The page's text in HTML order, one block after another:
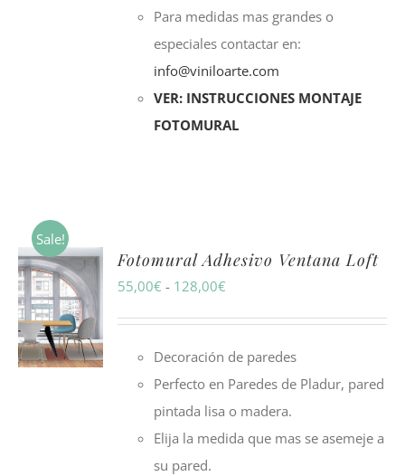
Para medidas mas grandes o
especiales contactar en:
info@viniloarte.com
VER: INSTRUCCIONES MONTAJE
FOTOMURAL
Sale!
SELECCIONAR
OPCIONES
ESTE
PRODUCTO
TIENE
MÚLTIPLES
Fotomural Adhesivo Ventana Loft
55,00€ - 128,00€
desde
55,00€
hasta
128,00€
Decoración de paredes
Perfecto en Paredes de Pladur, pared
pintada lisa o madera.
Elija la medida que mas se asemeje a
su pared.